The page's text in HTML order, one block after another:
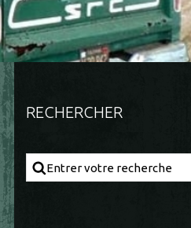
RECHERCHER